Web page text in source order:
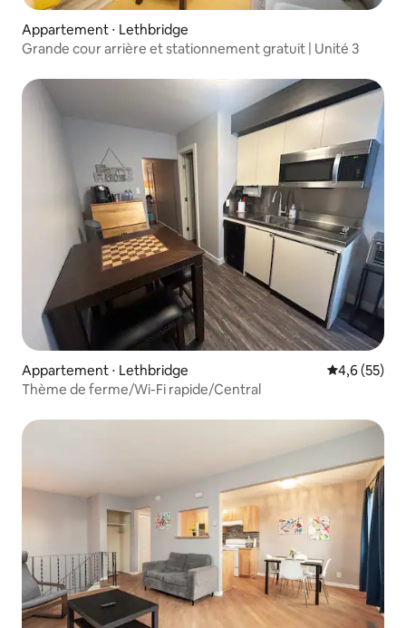
Appartement ⋅ Lethbridge
Grande cour arrière et stationnement gratuit | Unité 3
Appartement ⋅ Lethbridge Évaluation
4,6 (55)
Thème de ferme/Wi-Fi rapide/Central